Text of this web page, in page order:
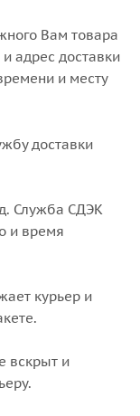
Вам товара
адрес доставки
и месту
доставки
Служба СДЭК
и время
курьер и
вскрыт и